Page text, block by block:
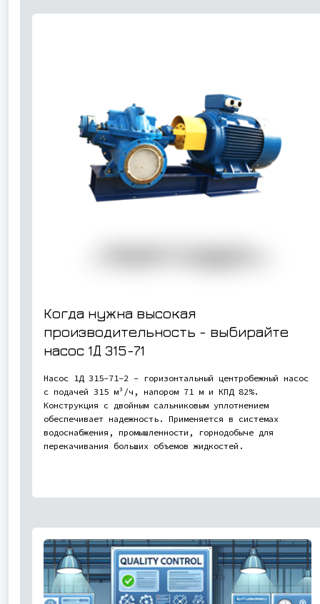
Когда нужна высокая
производительность - выбирайте
насос 1Д 315-71
Насос 1Д 315-71-2 - горизонтальный центробежный насос
с подачей 315 м³/ч, напором 71 м и КПД 82%.
Конструкция с двойным сальниковым уплотнением
обеспечивает надежность. Применяется в системах
водоснабжения, промышленности, горнодобыче для
перекачивания больших объемов жидкостей.